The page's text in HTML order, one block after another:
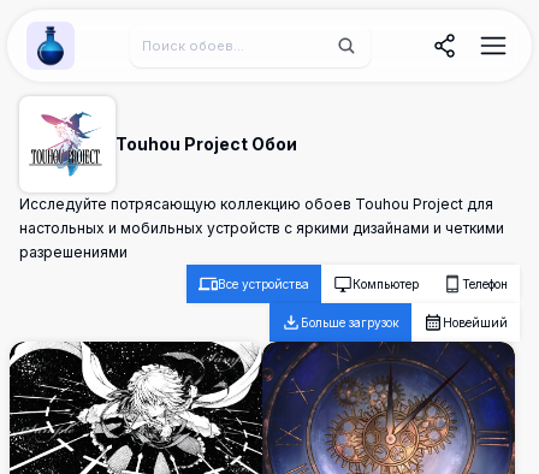
Wallpaper Alchemy
Touhou Project Обои
Исследуйте потрясающую коллекцию обоев Touhou Project для
настольных и мобильных устройств с яркими дизайнами и четкими
разрешениями
Все устройства Компьютер Телефон
Больше загрузок Новейший